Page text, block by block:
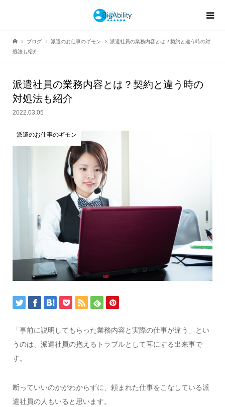
ブログ 派遣のお仕事のギモン
派遣社員の業務内容とは？契約と違う時の対
処法も紹介
派遣社員の業務内容とは？契約と違う時の
対処法も紹介
2022.03.05
派遣のお仕事のギモン
「事前に説明してもらった業務内容と実際の仕事が違う」とい
うのは、派遣社員の抱えるトラブルとして耳にする出来事で
す。
断っていいのかがわからずに、頼まれた仕事をこなしている派
遣社員の人もいると思います。